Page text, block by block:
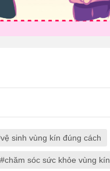
vệ sinh vùng kín đúng cách
chăm sóc sức khỏe vùng kín